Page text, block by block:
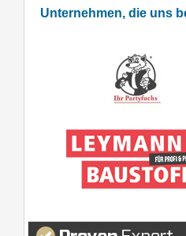
Unternehmen, die uns